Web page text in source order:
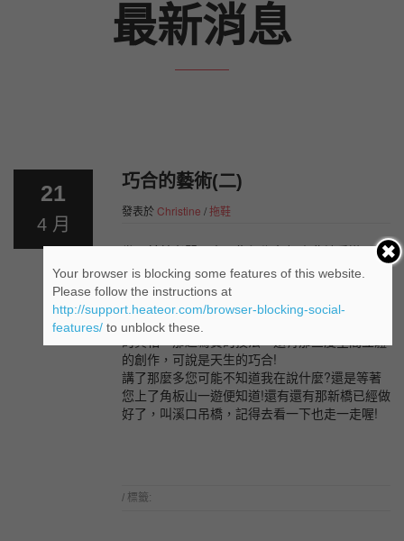
條款和條件
我的帳戶
最新消息
巧合的藝術(二)
21
4 月
發表於Christine /拖鞋
幾天前林老闆又去了復興鄉角板山舊地重遊。在
梅園裡除了梅子長很多外，那位藝術家(斯坦弗
利)先生還在。看了他那熟悉的影子，感覺很親
切。這次我有穿著我們所設計並且有專利的那雙
地久牌輪胎拖鞋去，也比對了一下，還真不是蓋
的真相。那超寫實的技法，還有那三度空間立體
的創作，可說是天生的巧合!
講了那麼多您可能不知道我在說什麼?還是等著
您上了角板山一遊便知道!還有還有那新橋已經做
好了，叫溪口吊橋，記得去看一下也走一走喔!
/ 標籤:
Your browser is blocking some features of this website.
Please follow the instructions at
http://support.heateor.com/browser-blocking-social-
features/ to unblock these.